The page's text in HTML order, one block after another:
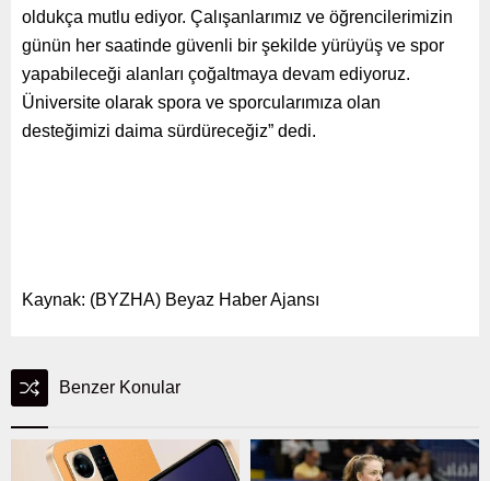
oldukça mutlu ediyor. Çalışanlarımız ve öğrencilerimizin
günün her saatinde güvenli bir şekilde yürüyüş ve spor
yapabileceği alanları çoğaltmaya devam ediyoruz.
Üniversite olarak spora ve sporcularımıza olan
desteğimizi daima sürdüreceğiz” dedi.
Kaynak: (BYZHA) Beyaz Haber Ajansı
Benzer Konular